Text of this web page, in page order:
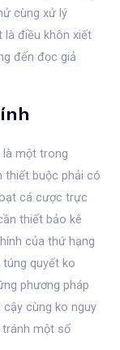
cùng xử lý
là điều khôn xiết
đến đọc giả
một trong
thiết buộc phải có
cá cược trực
thiết bảo kê
của thứ hạng
quyết ko
phương pháp
cùng ko nguy
tránh một số